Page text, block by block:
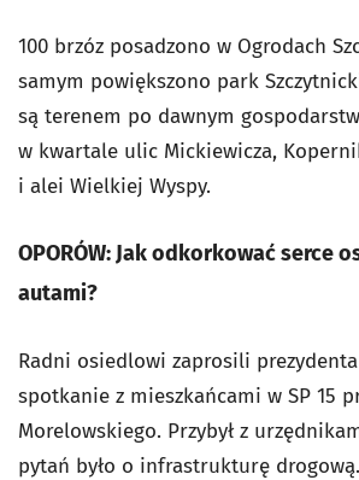
100 brzóz posadzono w Ogrodach
samym powiększono park
są terenem po dawnym
w kwartale ulic Mickiewicza,
i alei Wielkiej Wyspy.
OPORÓW: Jak odkorkować serce
autami?
Radni osiedlowi zaprosili
spotkanie z mieszkańcami w SP 15
Morelowskiego. Przybył z
pytań było o infrastrukturę drogową.